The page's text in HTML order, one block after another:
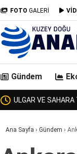
FOTO GALERİ
Gündem
ZURMAL’IN 7
Ana Sayfa › Gündem ›